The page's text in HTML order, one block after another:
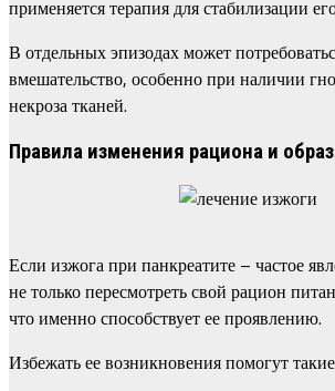
применяется терапия для стабилизации
В отдельных эпизодах может
вмешательство, особенно при наличии
некроза тканей.
Правила изменения рациона и
Если изжога при панкреатите – частое
не только пересмотреть свой рацион
что именно способствует ее проявлению.
Избежать ее возникновения помогут